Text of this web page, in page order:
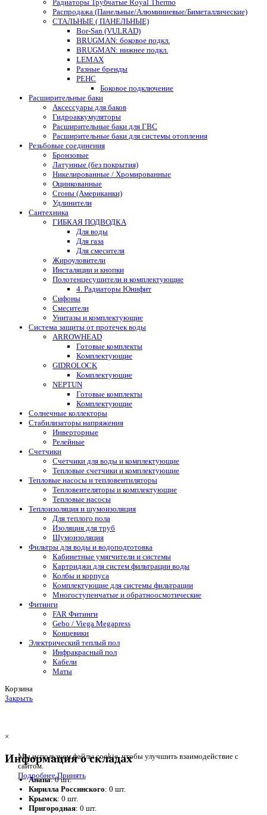
Радиаторы Трубчатые Royal Thermo
Распродажа (Панельные/Алюминиевые/Биметаллические)
СТАЛЬНЫЕ ( ПАНЕЛЬНЫЕ)
Bor-San (VULRAD)
BRUGMAN: боковое подкл.
BRUGMAN: нижнее подкл.
LEMAX
Разные бренды
РЕНС
Боковое подключение
Расширительные баки
Аксессуары для баков
Гидроаккумуляторы
Расширительные баки для ГВС
Расширительные баки для системы отопления
Резьбовые соединения
Бронзовые
Латунные (без покрытия)
Никелированные / Хромированные
Оцинкованные
Сгоны (Американки)
Удлинители
Сантехника
ГИБКАЯ ПОДВОДКА
Для воды
Для газа
Для смесителя
Жироуловители
Инсталяции и кнопки
Полотенцесушители и комплектующие
4. Радиаторы Юнифит
Сифоны
Смесители
Унитазы и комплектующие
Система защиты от протечек воды
ARROWHEAD
Готовые комплекты
Комплектующие
GIDROLOCK
Комплектующие
NEPTUN
Готовые комплекты
Комплектующие
Солнечные коллекторы
Стабилизаторы напряжения
Инверторные
Релейные
Счетчики
Счетчики для воды и комплектующие
Тепловые счетчики и комплектующие
Тепловые насосы и тепловентиляторы
Тепловентеляторы и комплектующие
Тепловые насосы
Теплоизоляция и шумоизоляция
Для теплого пола
Изоляция для труб
Шумоизоляция
Фильтры для воды и водоподготовка
Кабинетные умягчители и системы
Картриджи для систем фильтрации воды
Колбы и корпуса
Комплектующие для системы фильтрации
Многоступенчатые и обратноосмотические
Фитинги
FAR Фитинги
Gebo / Viega Megapress
Концевики
Электрический теплый пол
Инфракрасный пол
Кабели
Маты
Корзина
Закрыть
Мы используем файлы cookie, чтобы улучшить взаимодействие с
сайтом.
ПодробнееПринять
×
Информация о складах
Анапа: 0 шт.
Кирилла Россинского: 0 шт.
Крымск: 0 шт.
Пригородная: 0 шт.